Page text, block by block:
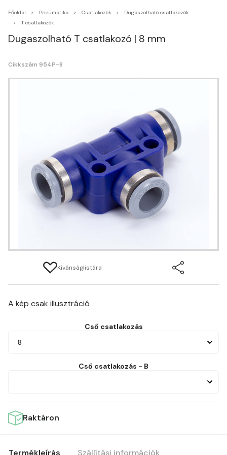
Főoldal Pneumatika Csatlakozók
Dugaszolható csatlakozók
T csatlakozók
Dugaszolható T csatlakozó | 8 mm
Cikkszám 954P-8
Kívánságlistára
A kép csak illusztráció
Cső csatlakozás
8
Cső csatlakozás - B
Raktáron
Termékleírás Szállítási információk